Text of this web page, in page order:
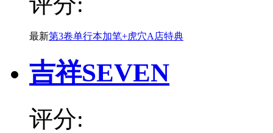
最新第3卷单行本加笔+虎穴A店特典
吉祥SEVEN
评分: